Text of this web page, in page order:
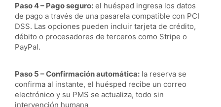
Paso 4 – Pago seguro: el huésped ingresa los datos
de pago a través de una pasarela compatible con PCI
DSS. Las opciones pueden incluir tarjeta de crédito,
débito o procesadores de terceros como Stripe o
PayPal.
Paso 5 – Confirmación automática: la reserva se
confirma al instante, el huésped recibe un correo
electrónico y su PMS se actualiza, todo sin
intervención humana